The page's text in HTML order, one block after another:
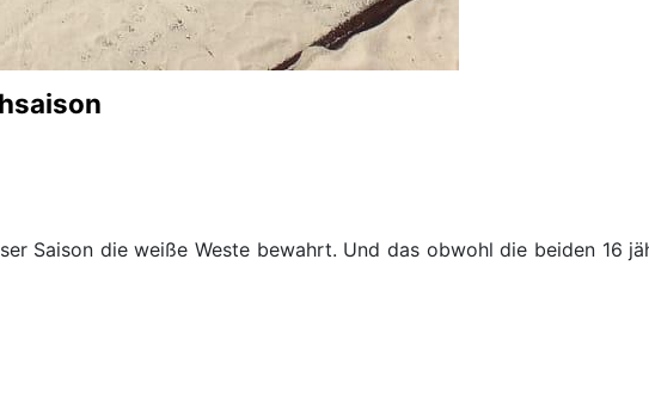
Saison die weiße Weste bewahrt. Und das obwohl die beiden 16